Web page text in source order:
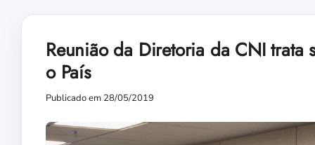
Reunião da Diretoria da CNI trata
o País
Publicado em 28/05/2019